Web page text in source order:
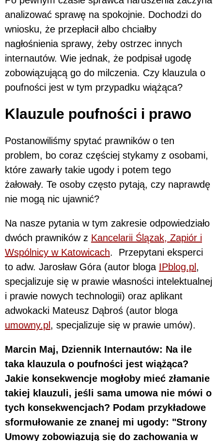
analizować sprawę na spokojnie. Dochodzi do
wniosku, że przepłacił albo chciałby
nagłośnienia sprawy, żeby ostrzec innych
internautów. Wie jednak, że podpisał ugodę
zobowiązującą go do milczenia. Czy klauzula o
poufności jest w tym przypadku wiążąca?
Klauzule poufności i prawo
Postanowiliśmy spytać prawników o ten
problem, bo coraz częściej stykamy z osobami,
które zawarły takie ugody i potem tego
żałowały. Te osoby często pytają, czy naprawdę
nie mogą nic ujawnić?
Na nasze pytania w tym zakresie odpowiedziało
dwóch prawników z Kancelarii Ślązak, Zapiór i
Wspólnicy w Katowicach. Przepytani eksperci
to adw. Jarosław Góra (autor bloga IPblog.pl,
specjalizuje się w prawie własności intelektualnej
i prawie nowych technologii) oraz aplikant
adwokacki Mateusz Dąbroś (autor bloga
umowny.pl, specjalizuje się w prawie umów).
Marcin Maj, Dziennik Internautów: Na ile
taka klauzula o poufności jest wiążąca?
Jakie konsekwencje mogłoby mieć złamanie
takiej klauzuli, jeśli sama umowa nie mówi o
tych konsekwencjach? Podam przykładowe
sformułowanie ze znanej mi ugody: "Strony
Umowy zobowiązują się do zachowania w